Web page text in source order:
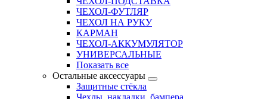
ЧЕХОЛ-ФУТЛЯР
ЧЕХОЛ НА РУКУ
КАРМАН
ЧЕХОЛ-АККУМУЛЯТОР
УНИВЕРСАЛЬНЫЕ
Показать все
Остальные аксессуары
Защитные стёкла
Чехлы, накладки, бампера